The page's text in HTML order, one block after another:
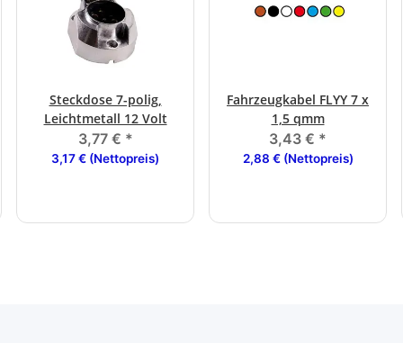
Steckdose 7-polig,
Leichtmetall 12 Volt
3,77 € *
3,17 € (Nettopreis)
Fahrzeugkabel FLYY 7 x
1,5 qmm
3,43 € *
2,88 € (Nettopreis)